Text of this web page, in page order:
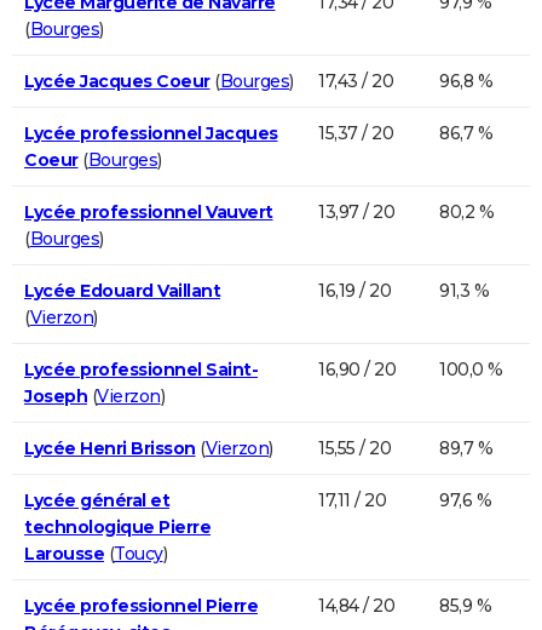
(Bourges)
Lycée Jacques Coeur(Bourges) 17,43 / 20 96,8 %
Lycée professionnel Jacques
Coeur(Bourges)
15,37 / 20 86,7 %
Lycée professionnel Vauvert
(Bourges)
13,97 / 20 80,2 %
Lycée Edouard Vaillant
(Vierzon)
16,19 / 20 91,3 %
Lycée professionnel Saint-
Joseph (Vierzon)
16,90 / 20 100,0 %
Lycée Henri Brisson (Vierzon) 15,55 / 20 89,7 %
Lycée général et
technologique Pierre
Larousse (Toucy)
17,11 / 20 97,6 %
Lycée professionnel Pierre
14,84 / 20 85,9 %